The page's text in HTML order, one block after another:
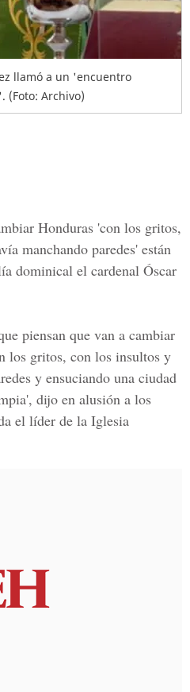
llamó a un 'encuentro
(Foto: Archivo)
Honduras 'con los gritos,
manchando paredes' están
dominical el cardenal Óscar
piensan que van a cambiar
los gritos, con los insultos y
y ensuciando una ciudad
dijo en alusión a los
el líder de la Iglesia